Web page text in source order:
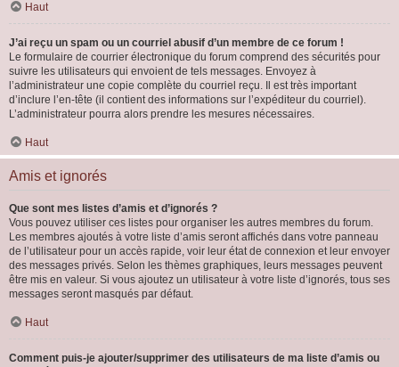
Haut
J’ai reçu un spam ou un courriel abusif d’un membre de ce forum !
Le formulaire de courrier électronique du forum comprend des sécurités pour
suivre les utilisateurs qui envoient de tels messages. Envoyez à
l’administrateur une copie complète du courriel reçu. Il est très important
d’inclure l’en-tête (il contient des informations sur l’expéditeur du courriel).
L’administrateur pourra alors prendre les mesures nécessaires.
Haut
Amis et ignorés
Que sont mes listes d’amis et d’ignorés ?
Vous pouvez utiliser ces listes pour organiser les autres membres du forum.
Les membres ajoutés à votre liste d’amis seront affichés dans votre panneau
de l’utilisateur pour un accès rapide, voir leur état de connexion et leur envoyer
des messages privés. Selon les thèmes graphiques, leurs messages peuvent
être mis en valeur. Si vous ajoutez un utilisateur à votre liste d’ignorés, tous ses
messages seront masqués par défaut.
Haut
Comment puis-je ajouter/supprimer des utilisateurs de ma liste d’amis ou